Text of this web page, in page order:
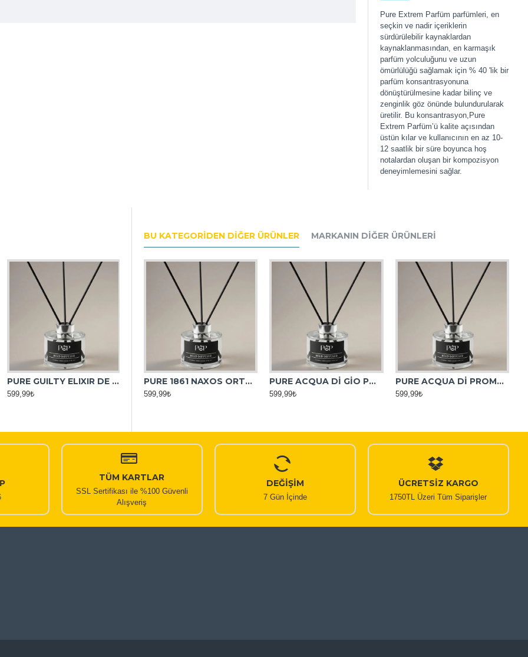
Pure Extrem Parfüm parfümleri, en
seçkin ve nadir içeriklerin
sürdürülebilir kaynaklardan
kaynaklanmasından, en karmaşık
parfüm yolculuğunu ve uzun
ömürlülüğü sağlamak için % 40 'lik bir
parfüm konsantrasyonuna
dönüştürülmesine kadar bilinç ve
zenginlik göz önünde bulundurularak
üretilir. Bu konsantrasyon,Pure
Extrem Parfüm’ü kalite açısından
üstün kılar ve kullanıcının en az 10-
12 saatlik bir süre boyunca hoş
notalardan oluşan bir kompozisyon
deneyimlemesini sağlar.
PURE GUILTY ELIXIR DE PARFUM HOMME ORTAM KOKUSU
599,99₺
BU KATEGORIDEN DIĞER ÜRÜNLER MARKANIN DIĞER ÜRÜNLERI
PURE 1861 NAXOS ORTAM KOKUSU
599,99₺
PURE ACQUA Dİ GİO POUR HOMME ORTAM KOKUSU
599,99₺
PURE ACQUA Dİ PROMUMO ORTAM KOKUSU
599,99₺
TÜM KARTLAR
SSL Sertifikası ile %100 Güvenli
Alışveriş
DEĞİŞİM
7 Gün İçinde
ÜCRETSİZ KARGO
1750TL Üzeri Tüm Siparişler